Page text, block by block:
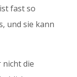
fast so
und sie kann
die